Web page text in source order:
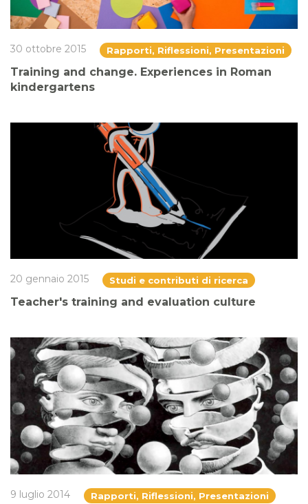
30 ottobre 2015 Rapporti, Riflessioni, Presentazioni
Training and change. Experiences in Roman
kindergartens
20 gennaio 2015 Studi e contributi di ricerca
Teacher's training and evaluation culture
9 luglio 2014 Rapporti, Riflessioni, Presentazioni